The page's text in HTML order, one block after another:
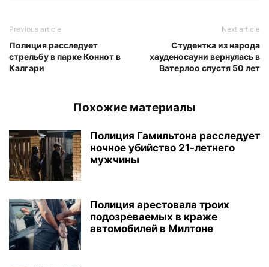
Previous article
Полиция расследует
стрельбу в парке Коннот в
Калгари
Next article
Студентка из народа
хауденосауни вернулась в
Ватерлоо спустя 50 лет
Похожие материалы
Полиция Гамильтона расследует
ночное убийство 21-летнего
мужчины
Полиция арестовала троих
подозреваемых в краже
автомобилей в Милтоне